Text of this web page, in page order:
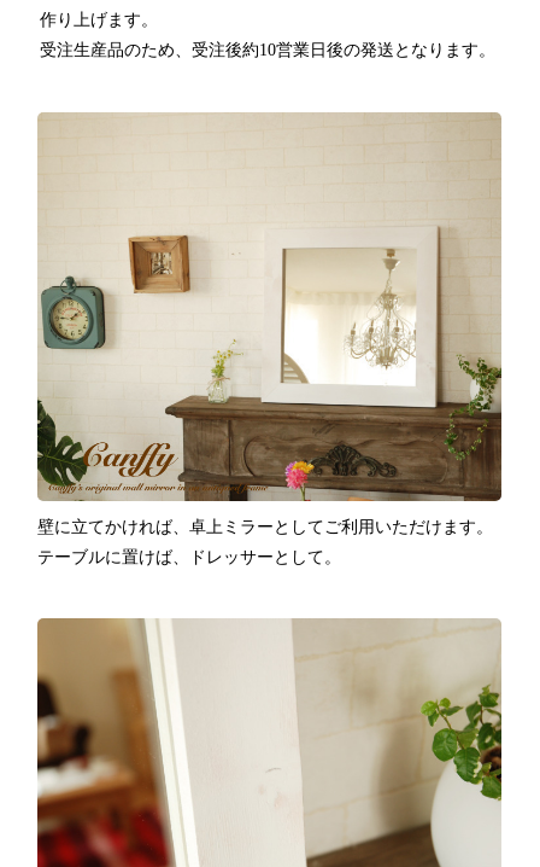
作り上げます。
受注生産品のため、受注後約10営業日後の発送となります。
壁に立てかければ、卓上ミラーとしてご利用いただけます。
テーブルに置けば、ドレッサーとして。